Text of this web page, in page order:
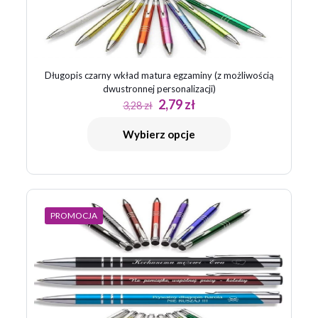
Długopis czarny wkład matura egzaminy (z możliwością
dwustronnej personalizacji)
3,28zł Pierwotna
wynosiła:
3,28 zł.
2,79złAktualna
Wybierz opcje
PROMOCJA